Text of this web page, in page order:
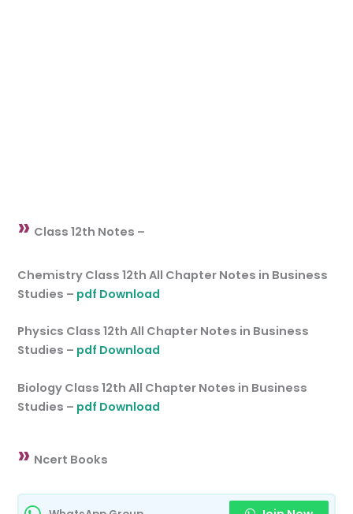
» Class 12th Notes –
Chemistry Class 12th All Chapter Notes in Business
Studies – pdf Download
Physics Class 12th All Chapter Notes in Business
Studies – pdf Download
Biology Class 12th All Chapter Notes in Business
Studies – pdf Download
» Ncert Books